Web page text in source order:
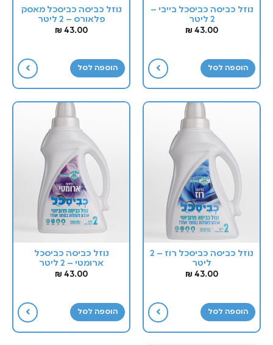
נוזל כביסה כביסכל בייבי –
2 ליטר
43.00
₪
הוספה לסל
נוזל כביסה כביסכל מאסק
פלאורס – 2 ליטר
43.00
₪
הוספה לסל
נוזל כביסה כביסכל רוז – 2
ליטר
43.00
₪
הוספה לסל
נוזל כביסה כביסכל
ארומטי – 2 ליטר
43.00
₪
הוספה לסל